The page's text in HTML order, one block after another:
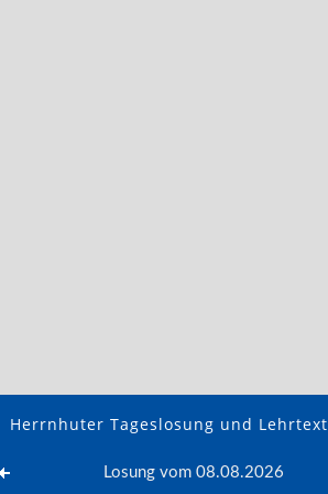
Herrnhuter Tageslosung und Lehrtext